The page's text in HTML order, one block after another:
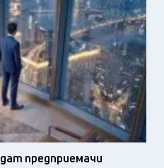
предприемачи